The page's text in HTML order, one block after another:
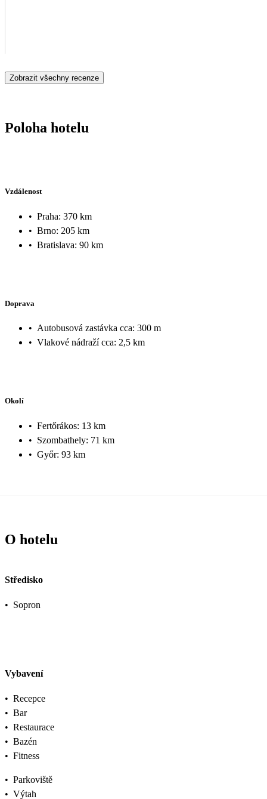
Zobrazit všechny recenze
Poloha hotelu
Vzdálenost
• Praha: 370 km
• Brno: 205 km
• Bratislava: 90 km
Doprava
• Autobusová zastávka cca: 300 m
• Vlakové nádraží cca: 2,5 km
Okolí
• Fertőrákos: 13 km
• Szombathely: 71 km
• Győr: 93 km
O hotelu
Středisko
• Sopron
Vybavení
• Recepce
• Bar
• Restaurace
• Bazén
• Fitness
• Parkoviště
• Výtah